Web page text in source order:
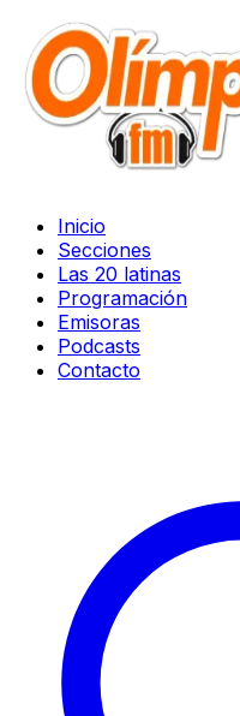
Inicio
Secciones
Las 20 latinas
Programación
Emisoras
Podcasts
Contacto